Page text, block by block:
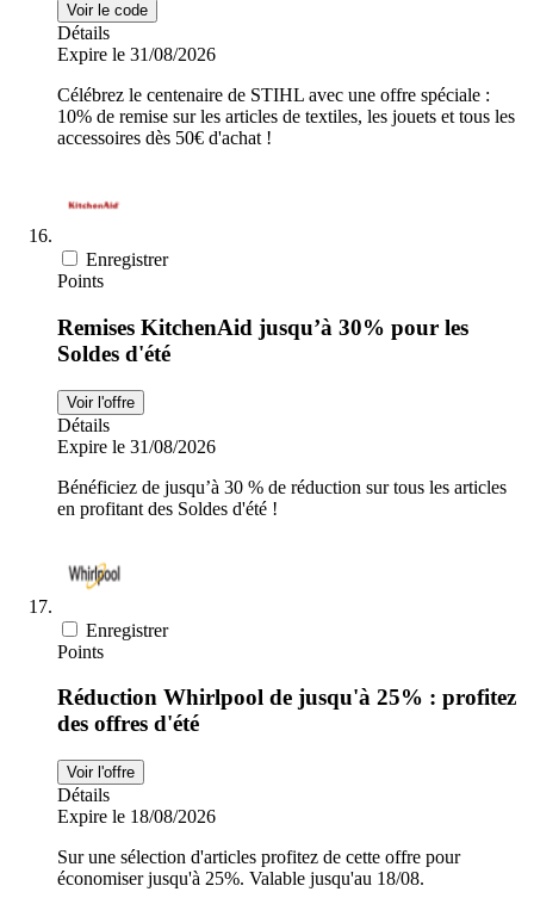
Voir le code
Détails
Expire le 31/08/2026
Célébrez le centenaire de STIHL avec une offre spéciale :
10% de remise sur les articles de textiles, les jouets et tous les
accessoires dès 50€ d'achat !
Enregistrer
Points
Remises KitchenAid jusqu’à 30% pour les
Soldes d'été
Voir l'offre
Détails
Expire le 31/08/2026
Bénéficiez de jusqu’à 30 % de réduction sur tous les articles
en profitant des Soldes d'été !
Enregistrer
Points
Réduction Whirlpool de jusqu'à 25% : profitez
des offres d'été
Voir l'offre
Détails
Expire le 18/08/2026
Sur une sélection d'articles profitez de cette offre pour
économiser jusqu'à 25%. Valable jusqu'au 18/08.